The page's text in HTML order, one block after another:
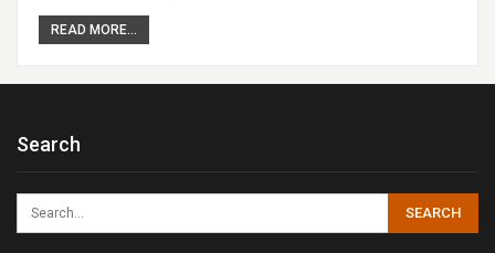
READ MORE...
Search